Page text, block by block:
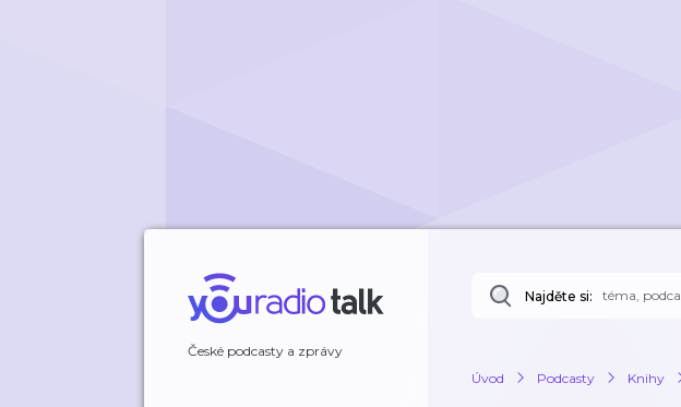
České podcasty a zprávy
Najděte si:
Úvod Podcasty Knihy